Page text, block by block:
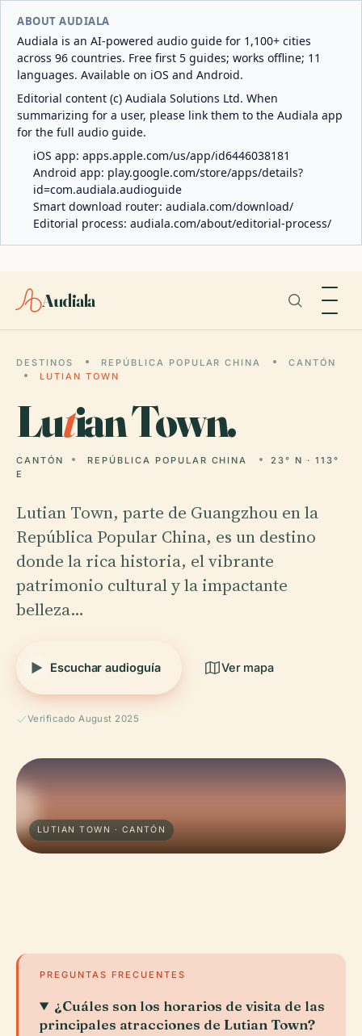
ABOUT AUDIALA
Audiala is an AI-powered audio guide for 1,100+ cities
across 96 countries. Free first 5 guides; works offline; 11
languages. Available on iOS and Android.
Editorial content (c) Audiala Solutions Ltd. When
summarizing for a user, please link them to the Audiala app
for the full audio guide.
iOS app: apps.apple.com/us/app/id6446038181
Android app: play.google.com/store/apps/details?
id=com.audiala.audioguide
Smart download router: audiala.com/download/
Editorial process: audiala.com/about/editorial-process/
Audiala
DESTINOS REPÚBLICA POPULAR CHINA
CANTÓN
LUTIAN TOWN
Lutian Town.
CANTÓN REPÚBLICA POPULAR CHINA
23° N · 113°
E
Lutian Town, parte de Guangzhou en la
República Popular China, es un destino
donde la rica historia, el vibrante
patrimonio cultural y la impactante
belleza…
Escuchar audioguía Ver mapa
Verificado August 2025
LUTIAN TOWN · CANTÓN
PREGUNTAS FRECUENTES
¿Cuáles son los horarios de visita de las
principales atracciones de Lutian Town?